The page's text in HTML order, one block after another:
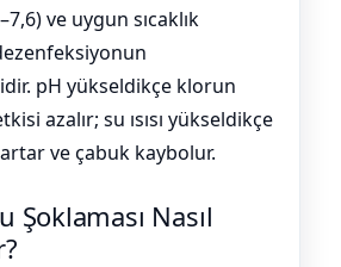
ve uygun sıcaklık
pH yükseldikçe klorun
azalır; su ısısı yükseldikçe
ve çabuk kaybolur.
Şoklaması Nasıl